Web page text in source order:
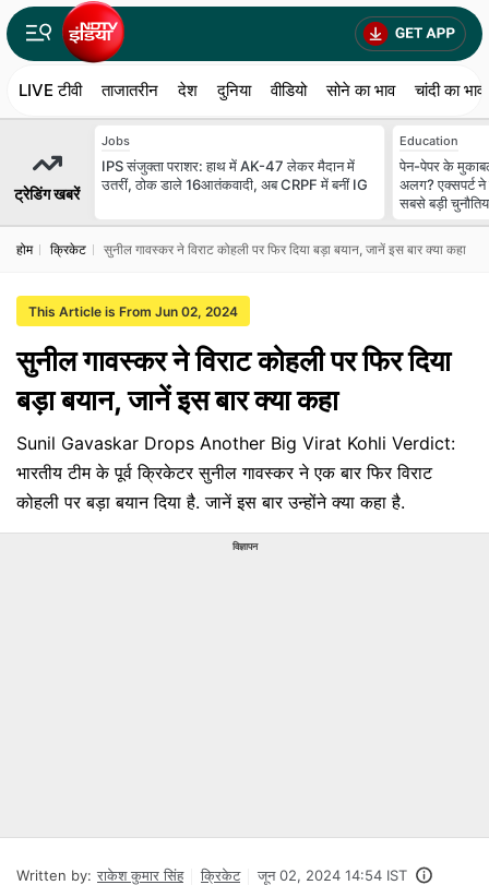
LIVE टीवी ताजातरीन देश दुनिया वीडियो सोने का भाव चांदी का भाव
ट्रेडिंग खबरें
Jobs
IPS संजुक्ता पराशर: हाथ में AK-47 लेकर मैदान में
उतरीं, ठोक डाले 16आतंकवादी, अब CRPF में बनीं IG
Education
पेन-पेपर के मुकाबले
अलग? एक्सपर्ट ने
सबसे बड़ी
होम क्रिकेट सुनील गावस्कर ने विराट कोहली पर फिर दिया बड़ा बयान, जानें इस बार क्या कहा
This Article is From Jun 02, 2024
सुनील गावस्कर ने विराट कोहली पर फिर दिया
बड़ा बयान, जानें इस बार क्या कहा
Sunil Gavaskar Drops Another Big Virat Kohli Verdict:
भारतीय टीम के पूर्व क्रिकेटर सुनील गावस्कर ने एक बार फिर विराट
कोहली पर बड़ा बयान दिया है. जानें इस बार उन्होंने क्या कहा है.
विज्ञापन
Written by: राकेश कुमार सिंह क्रिकेट जून 02, 2024 14:54 IST